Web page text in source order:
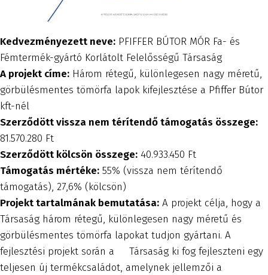
Kedvezményezett neve: PFIFFER BÚTOR MÓR Fa- és
Fémtermék-gyártó Korlátolt Felelősségű Társaság
A projekt címe: Három rétegű, különlegesen nagy méretű,
görbülésmentes tömörfa lapok kifejlesztése a Pfiffer Bútor
kft-nél
Szerződött vissza nem térítendő támogatás összege:
81.570.280 Ft
Szerződött kölcsön összege: 40.933.450 Ft
Támogatás mértéke: 55% (vissza nem térítendő
támogatás), 27,6% (kölcsön)
Projekt tartalmának bemutatása: A projekt célja, hogy a
Társaság három rétegű, különlegesen nagy méretű és
görbülésmentes tömörfa lapokat tudjon gyártani. A
fejlesztési projekt során a Társaság ki fog fejleszteni egy
teljesen új termékcsaládot, amelynek jellemzői a